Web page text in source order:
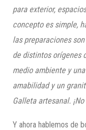
para exterior,
concepto es simple,
las preparaciones
de distintos orígenes
medio ambiente y
amabilidad y un
Galleta artesanal.
Y ahora hablemos de